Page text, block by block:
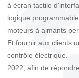
à écran tactile
logique
moteurs à aimants
Et fournir aux clients
contrôle
2022, afin de